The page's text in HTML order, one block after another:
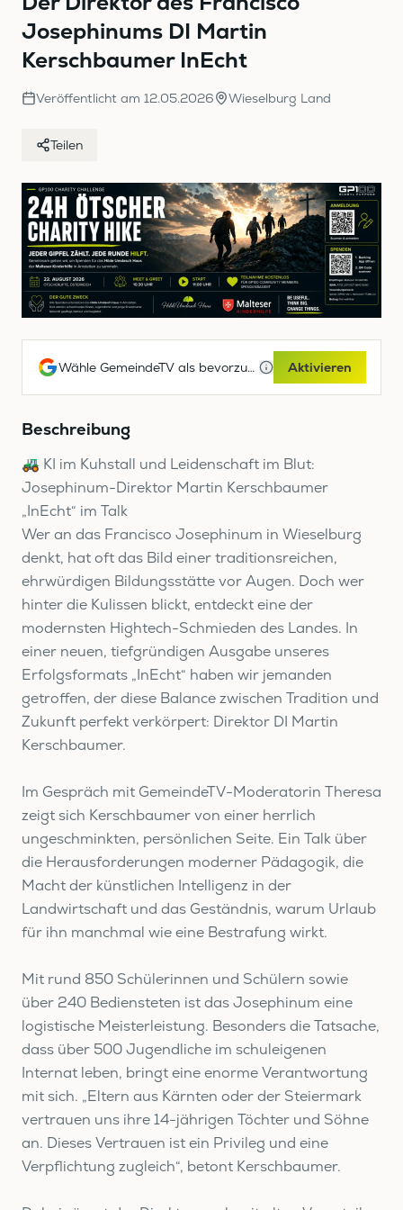
seconds
Josephinums DI Martin
Kerschbaumer InEcht
Veröffentlicht am 12.05.2026 Wieselburg Land
Teilen
Wähle GemeindeTV als bevorzugte Google-Quelle Aktivieren
Beschreibung
🚜 KI im Kuhstall und Leidenschaft im Blut:
Josephinum-Direktor Martin Kerschbaumer
„InEcht“ im Talk
Wer an das Francisco Josephinum in Wieselburg
denkt, hat oft das Bild einer traditionsreichen,
ehrwürdigen Bildungsstätte vor Augen. Doch wer
hinter die Kulissen blickt, entdeckt eine der
modernsten Hightech-Schmieden des Landes. In
einer neuen, tiefgründigen Ausgabe unseres
Erfolgsformats „InEcht“ haben wir jemanden
getroffen, der diese Balance zwischen Tradition und
Zukunft perfekt verkörpert: Direktor DI Martin
Kerschbaumer.
Im Gespräch mit GemeindeTV-Moderatorin Theresa
zeigt sich Kerschbaumer von einer herrlich
ungeschminkten, persönlichen Seite. Ein Talk über
die Herausforderungen moderner Pädagogik, die
Macht der künstlichen Intelligenz in der
Landwirtschaft und das Geständnis, warum Urlaub
für ihn manchmal wie eine Bestrafung wirkt.
Mit rund 850 Schülerinnen und Schülern sowie
über 240 Bediensteten ist das Josephinum eine
logistische Meisterleistung. Besonders die Tatsache,
dass über 500 Jugendliche im schuleigenen
Internat leben, bringt eine enorme Verantwortung
mit sich. „Eltern aus Kärnten oder der Steiermark
vertrauen uns ihre 14-jährigen Töchter und Söhne
an. Dieses Vertrauen ist ein Privileg und eine
Verpflichtung zugleich“, betont Kerschbaumer.